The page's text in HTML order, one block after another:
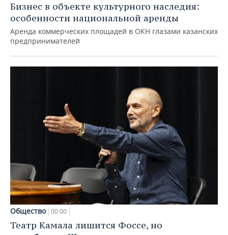
Бизнес в объекте культурного наследия:
особенности национальной аренды
Аренда коммерческих площадей в ОКН глазами казанских
предпринимателей
Общество 00:00
Театр Камала лишится Фоссе, но